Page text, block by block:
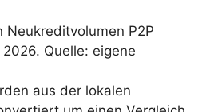
Neukreditvolumen P2P
Quelle: eigene
aus der lokalen